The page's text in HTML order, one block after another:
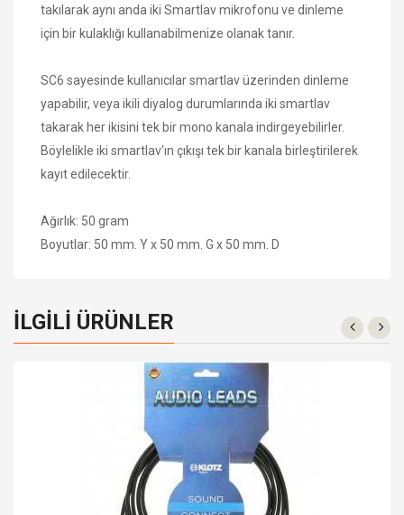
takılarak aynı anda iki Smartlav mikrofonu ve dinleme
için bir kulaklığı kullanabilmenize olanak tanır.
SC6 sayesinde kullanıcılar smartlav üzerinden dinleme
yapabilir, veya ikili diyalog durumlarında iki smartlav
takarak her ikisini tek bir mono kanala indirgeyebilirler.
Böylelikle iki smartlav'ın çıkışı tek bir kanala birleştirilerek
kayıt edilecektir.
Ağırlık: 50 gram
Boyutlar: 50 mm. Y x 50 mm. G x 50 mm. D
İLGILI ÜRÜNLER